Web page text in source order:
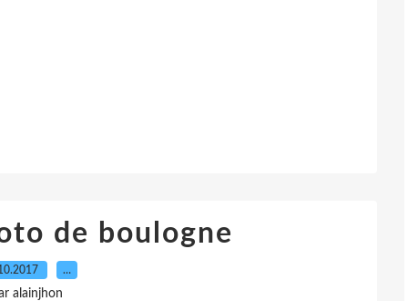
de boulogne
…
alainjhon